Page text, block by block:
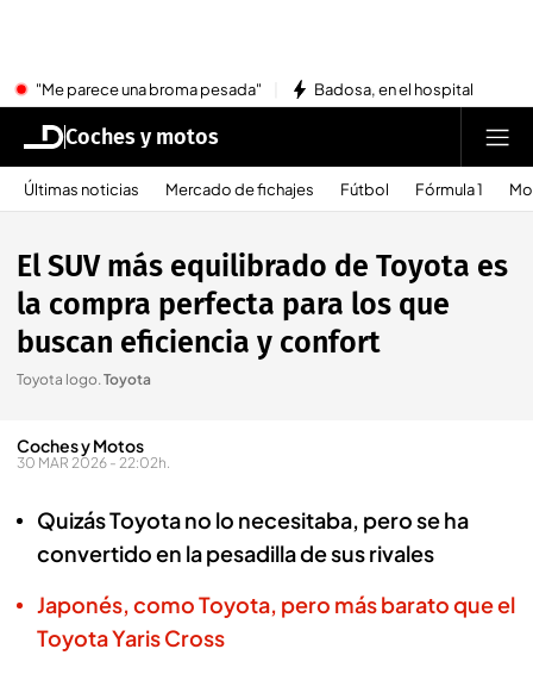
"Me parece una broma pesada" Badosa, en el hospital
Coches y motos
Últimas noticias Mercado de fichajes Fútbol Fórmula 1
El SUV más equilibrado de Toyota es
la compra perfecta para los que
buscan eficiencia y confort
Toyota logo.Toyota
Coches y Motos
30 MAR 2026 - 22:02h.
Quizás Toyota no lo necesitaba, pero se ha
convertido en la pesadilla de sus rivales
Japonés, como Toyota, pero más barato que el
Toyota Yaris Cross